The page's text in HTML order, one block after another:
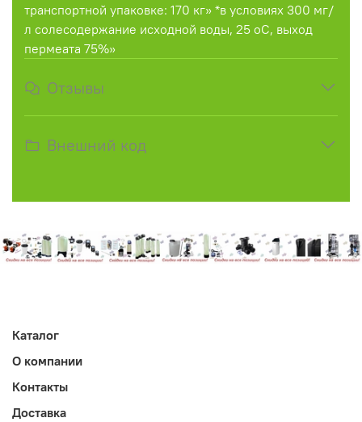
транспортной упаковке: 170 кг» *в условиях 300 мг/
л солесодержание исходной воды, 25 оС, выход
пермеата 75%»
Отзывы
Внешний код
Каталог
О компании
Контакты
Доставка